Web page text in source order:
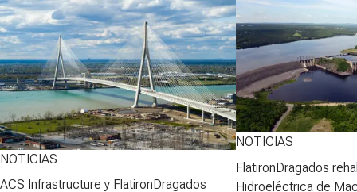
NOTICIAS
ACS Infrastructure y FlatironDragados
NOTICIAS
FlatironDragados
Hidroeléctrica de